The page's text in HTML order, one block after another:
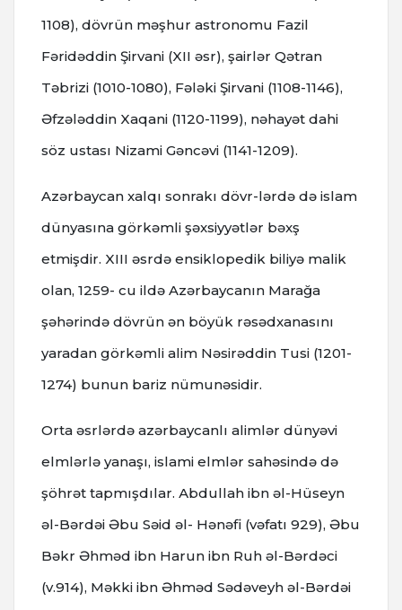
1108), dövrün məşhur astronomu Fazil
Fəridəddin Şirvani (XII əsr), şairlər Qətran
Təbrizi (1010-1080), Fələki Şirvani (1108-1146),
Əfzələddin Xaqani (1120-1199), nəhayət dahi
söz ustası Nizami Gəncəvi (1141-1209).
Azərbaycan xalqı sonrakı dövr-lərdə də islam
dünyasına görkəmli şəxsiyyətlər bəxş
etmişdir. XIII əsrdə ensiklopedik biliyə malik
olan, 1259- cu ildə Azərbaycanın Marağa
şəhərində dövrün ən böyük rəsədxanasını
yaradan görkəmli alim Nəsirəddin Tusi (1201-
1274) bunun bariz nümunəsidir.
Orta əsrlərdə azərbaycanlı alimlər dünyəvi
elmlərlə yanaşı, islami elmlər sahəsində də
şöhrət tapmışdılar. Аbdullаh ibn əl-Hüsеyn
əl-Bərdəi Əbu Səid əl- Hənəfi (vəfatı 929), Əbu
Bəkr Əhməd ibn Hаrun ibn Ruh əl-Bərdəci
(v.914), Məkki ibn Əhməd Sədəvеyh əl-Bərdəi